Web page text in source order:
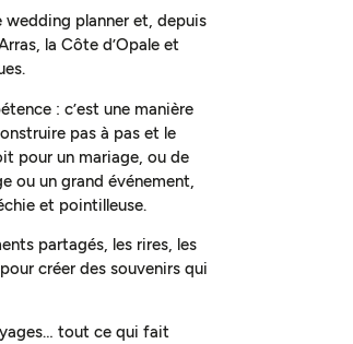
wedding planner et, depuis
la Côte d’Opale et
: c’est une manière
pas à pas et le
pour un mariage, ou de
ou un grand événement,
et pointilleuse.
partagés, les rires, les
créer des souvenirs qui
tout ce qui fait